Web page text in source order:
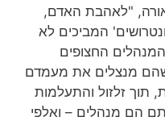
"לאהבת האדם,
המביכים לא
החצופים
מנצלים את מעמדם
תוך זלזול והתעלמות
הם מנהלים – ואלפי